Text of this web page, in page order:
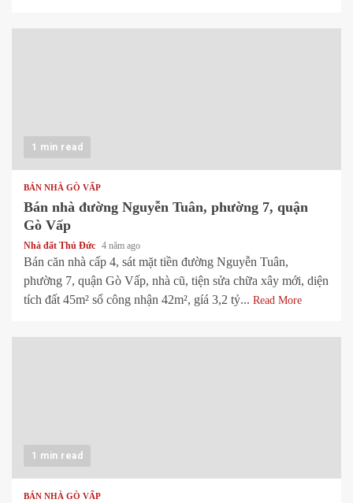
1 min read
BÁN NHÀ GÒ VẤP
Bán nhà đường Nguyễn Tuân, phường 7, quận
Gò Vấp
Nhà đất Thủ Đức 4 năm ago
Bán căn nhà cấp 4, sát mặt tiền đường Nguyễn Tuân,
phường 7, quận Gò Vấp, nhà cũ, tiện sửa chữa xây mới, diện
tích đất 45m² sổ công nhận 42m², gíá 3,2 tỷ... Read More
1 min read
BÁN NHÀ GÒ VẤP